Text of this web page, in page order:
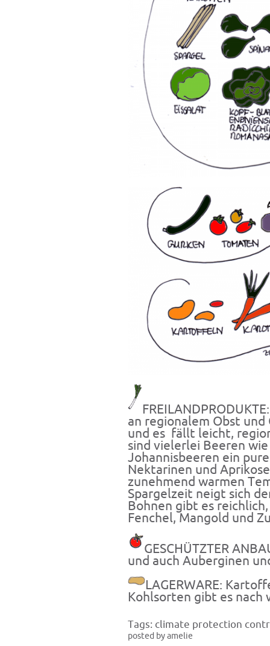
an regionalem Obst und
und es fällt leicht,
sind vielerlei Beeren
Johannisbeeren ein
Nektarinen und
zunehmend warmen
Spargelzeit neigt sich
Bohnen gibt es
Fenchel, Mangold und
GESCHÜTZTER
und auch Auberginen
LAGERWARE:
Kohlsorten gibt es nach
Tags: climate protection
posted by amelie